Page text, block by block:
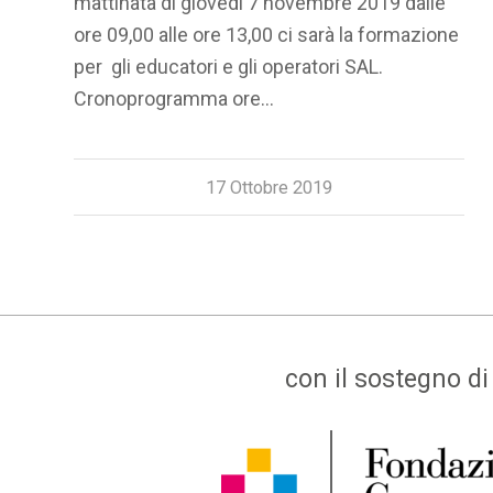
ore 09,00 alle ore 13,00 ci sarà la formazione
per gli educatori e gli operatori SAL.
Cronoprogramma ore…
17 Ottobre 2019
con il sostegno di